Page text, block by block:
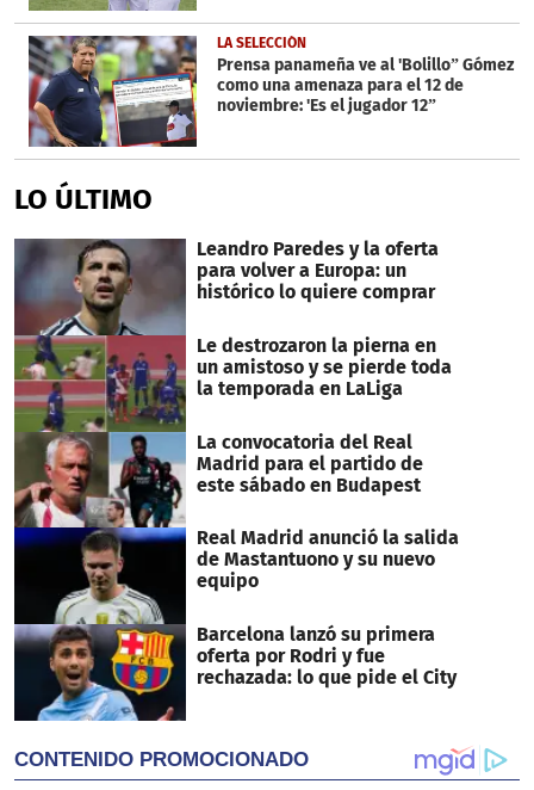
LA SELECCIÓN
Prensa panameña ve al 'Bolillo” Gómez
como una amenaza para el 12 de
noviembre: 'Es el jugador 12”
LO ÚLTIMO
Leandro Paredes y la oferta
para volver a Europa: un
histórico lo quiere comprar
Le destrozaron la pierna en
un amistoso y se pierde toda
la temporada en LaLiga
La convocatoria del Real
Madrid para el partido de
este sábado en Budapest
Real Madrid anunció la salida
de Mastantuono y su nuevo
equipo
Barcelona lanzó su primera
oferta por Rodri y fue
rechazada: lo que pide el City